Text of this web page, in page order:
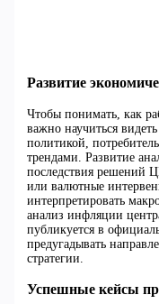
Развитие
Чтобы понимать, как
важно научиться
политикой,
трендами. Развитие
последствия решений
или валютные
интерпретировать
анализ инфляции
публикуется в
предугадывать
стратегии.
Успешные кейсы